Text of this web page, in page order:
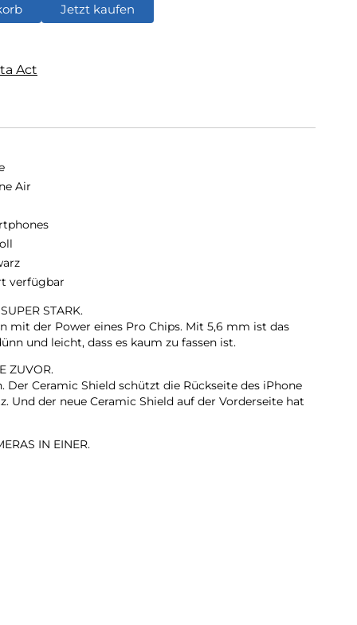
Jetzt kaufen
Act
Air
verfügbar
STARK.
mit der Power eines Pro Chips. Mit 5,6 mm ist das
und leicht, dass es kaum zu fassen ist.
ZUVOR.
Der Ceramic Shield schützt die Rückseite des iPhone
Und der neue Ceramic Shield auf der Vorderseite hat
IN EINER.
2x Zoom in optischer Qualität. Mach einfach